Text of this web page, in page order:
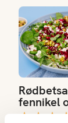
fennikel